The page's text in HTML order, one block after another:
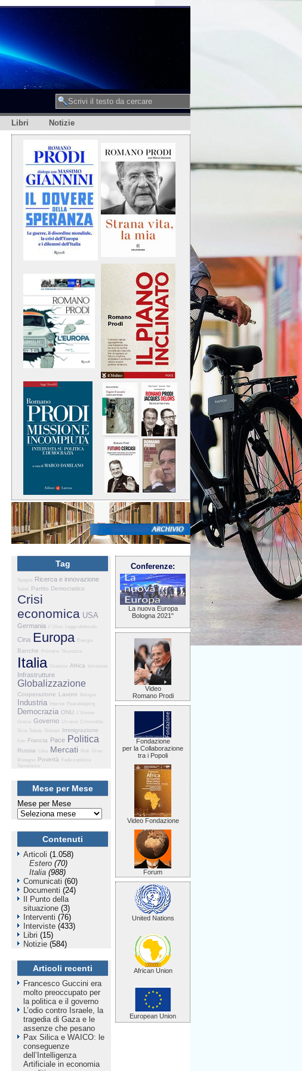
Libri Notizie
Tag
Spagna Ricerca e innovazione
Sahel Partito Democratico
Crisi
economica USA
Germania L'Ulivo Legge elettorale
Cina Europa Energia
Banche Primarie Sicurezza
Italia Giustizia Africa Istruzione
Infrastrutture
Globalizzazione
Cooperazione Lavoro Bologna
Industria Internet Peacekeeping
Democrazia ONU
L'Unione
Grecia Governo Ucraina
Criminalità
Siria Salute Giovani Immigrazione
Iran Francia Pace Politica
Russia Libia Mercati Mali
Gran
Bretagna Povertà
Fede e politica
Terrorismo
Mese per Mese
Mese per Mese
Contenuti
Articoli (1.058)
Estero (70)
Italia (988)
Comunicati (60)
Documenti (24)
Il Punto della
situazione (3)
Interventi (76)
Interviste (433)
Libri (15)
Notizie (584)
Articoli recenti
Francesco Guccini era
molto preoccupato per
la politica e il governo
L’odio contro Israele, la
tragedia di Gaza e le
assenze che pesano
Pax Silica e WAICO: le
conseguenze
dell’Intelligenza
Artificiale in economia
Conferenze:
La nuova Europa
Bologna 2021"
Video
Romano Prodi
Fondazione
per la Collaborazione
tra i Popoli
Video Fondazione
Forum
United Nations
African Union
European Union